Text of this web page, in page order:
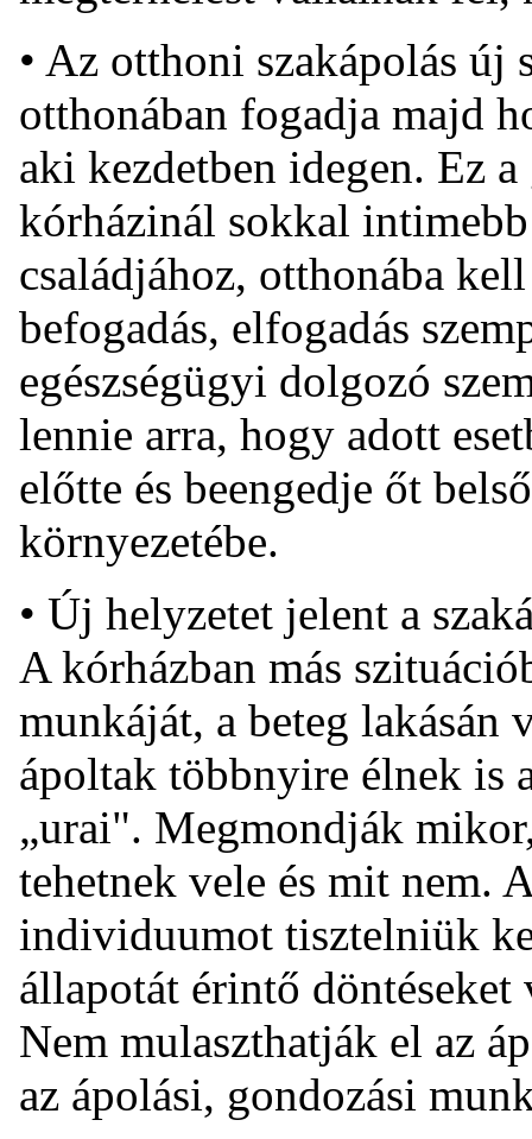
• Az otthoni szakápolás új
otthonában fogadja majd
aki kezdetben idegen. Ez
kórházinál sokkal
családjához, otthonába
befogadás, elfogadás
egészségügyi dolgozó
lennie arra, hogy adott
előtte és beengedje őt
környezetébe.
• Új helyzetet jelent a
A kórházban más
munkáját, a beteg lakásán
ápoltak többnyire élnek is
„urai". Megmondják
tehetnek vele és mit nem.
individuumot tisztelniük
állapotát érintő
Nem mulaszthatják el az
az ápolási, gondozási